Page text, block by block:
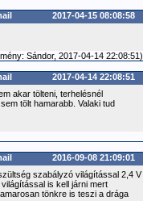
2017-04-15 08:08:58
Sándor, 2017-04-14 22:08:51)
2017-04-14 22:08:51
akar tölteni, terhelésnél
tölt hamarabb. Valaki tud
2016-09-08 21:09:01
szabályzó világítással 2,4 V
is kell járni mert
tönkre is teszi a drága